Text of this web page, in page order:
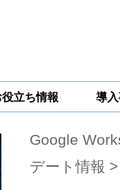
役立ち情報
一
導
Google
Workspace
セキュリティ
対策サービス
Google
デート情報